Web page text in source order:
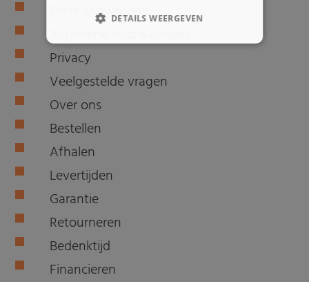
Onze showrooms
Privacy
Veelgestelde vragen
Over ons
Bestellen
Afhalen
Levertijden
Garantie
Retourneren
Bedenktijd
Financieren
DETAILS WEERGEVEN